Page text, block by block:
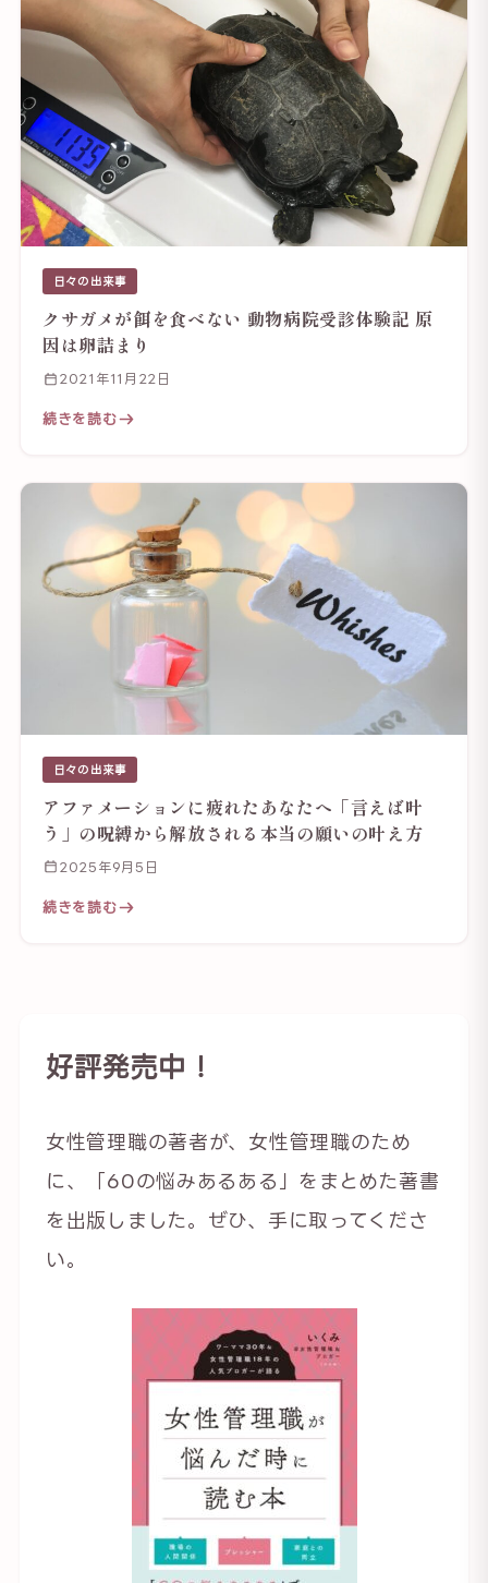
日々の出来事
クサガメが餌を食べない 動物病院受診体験記 原
因は卵詰まり
2021年11月22日
続きを読む
日々の出来事
アファメーションに疲れたあなたへ「言えば叶
う」の呪縛から解放される本当の願いの叶え方
2025年9月5日
続きを読む
好評発売中！
女性管理職の著者が、女性管理職のため
に、「60の悩みあるある」をまとめた著書
を出版しました。ぜひ、手に取ってくださ
い。